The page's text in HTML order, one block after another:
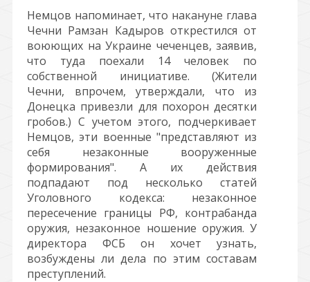
Немцов напоминает, что накануне глава
Чечни Рамзан Кадыров открестился от
воюющих на Украине чеченцев, заявив,
что туда поехали 14 человек по
собственной инициативе. (Жители
Чечни, впрочем, утверждали, что из
Донецка привезли для похорон десятки
гробов.) С учетом этого, подчеркивает
Немцов, эти военные "представляют из
себя незаконные вооруженные
формирования". А их действия
подпадают под несколько статей
Уголовного кодекса: незаконное
пересечение границы РФ, контрабанда
оружия, незаконное ношение оружия. У
директора ФСБ он хочет узнать,
возбуждены ли дела по этим составам
преступлений.